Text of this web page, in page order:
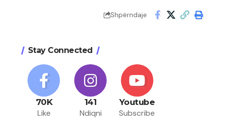
Shpërndaje
Stay Connected
70K
Like
141
Ndiqni
Youtube
Subscribe